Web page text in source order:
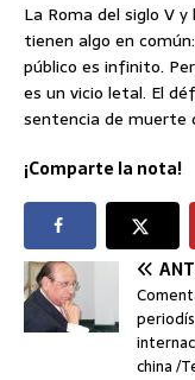
La Roma del siglo V
tienen algo en
público es infinito.
es un vicio letal. El
sentencia de muerte
¡Comparte la nota!
china /